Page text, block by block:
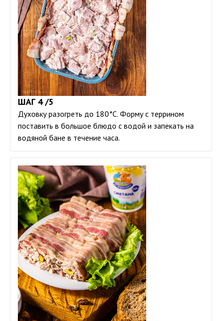
ШАГ 4 /5
Духовку разогреть до 180°С. Форму с террином
поставить в большое блюдо с водой и запекать на
водяной бане в течение часа.